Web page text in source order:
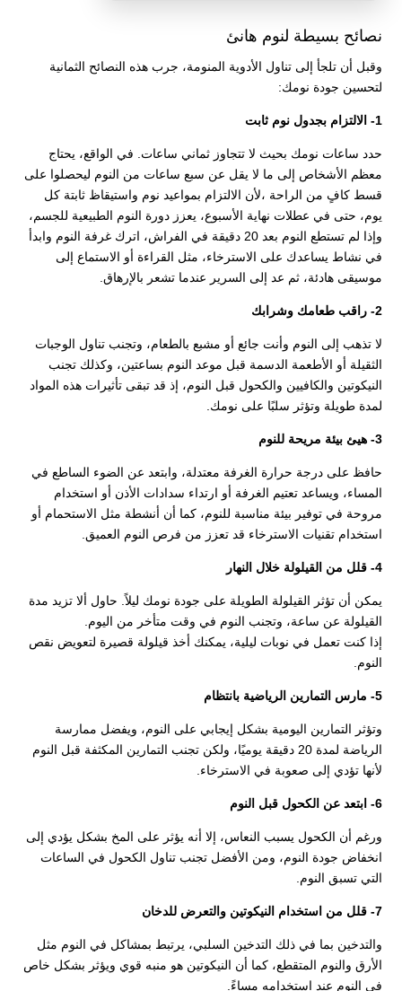
نصائح بسيطة لنوم هانئ
وقبل أن تلجأ إلى تناول الأدوية المنومة، جرب هذه النصائح الثمانية
لتحسين جودة نومك:
1- الالتزام بجدول نوم ثابت
حدد ساعات نومك بحيث لا تتجاوز ثماني ساعات. في الواقع، يحتاج
معظم الأشخاص إلى ما لا يقل عن سبع ساعات من النوم ليحصلوا على
قسط كافٍ من الراحة ،لأن الالتزام بمواعيد نوم واستيقاظ ثابتة كل
يوم، حتى في عطلات نهاية الأسبوع، يعزز دورة النوم الطبيعية للجسم،
وإذا لم تستطع النوم بعد 20 دقيقة في الفراش، اترك غرفة النوم وابدأ
في نشاط يساعدك على الاسترخاء، مثل القراءة أو الاستماع إلى
موسيقى هادئة، ثم عد إلى السرير عندما تشعر بالإرهاق.
2- راقب طعامك وشرابك
لا تذهب إلى النوم وأنت جائع أو مشبع بالطعام، وتجنب تناول الوجبات
الثقيلة أو الأطعمة الدسمة قبل موعد النوم بساعتين، وكذلك تجنب
النيكوتين والكافيين والكحول قبل النوم، إذ قد تبقى تأثيرات هذه المواد
لمدة طويلة وتؤثر سلبًا على نومك.
3- هيئ بيئة مريحة للنوم
حافظ على درجة حرارة الغرفة معتدلة، وابتعد عن الضوء الساطع في
المساء، ويساعد تعتيم الغرفة أو ارتداء سدادات الأذن أو استخدام
مروحة في توفير بيئة مناسبة للنوم، كما أن أنشطة مثل الاستحمام أو
استخدام تقنيات الاسترخاء قد تعزز من فرص النوم العميق.
4- قلل من القيلولة خلال النهار
يمكن أن تؤثر القيلولة الطويلة على جودة نومك ليلاً. حاول ألا تزيد مدة
القيلولة عن ساعة، وتجنب النوم في وقت متأخر من اليوم.
إذا كنت تعمل في نوبات ليلية، يمكنك أخذ قيلولة قصيرة لتعويض نقص
النوم.
5- مارس التمارين الرياضية بانتظام
وتؤثر التمارين اليومية بشكل إيجابي على النوم، ويفضل ممارسة
الرياضة لمدة 20 دقيقة يوميًا، ولكن تجنب التمارين المكثفة قبل النوم
لأنها تؤدي إلى صعوبة في الاسترخاء.
6- ابتعد عن الكحول قبل النوم
ورغم أن الكحول يسبب النعاس، إلا أنه يؤثر على المخ بشكل يؤدي إلى
انخفاض جودة النوم، ومن الأفضل تجنب تناول الكحول في الساعات
التي تسبق النوم.
7- قلل من استخدام النيكوتين والتعرض للدخان
والتدخين بما في ذلك التدخين السلبي، يرتبط بمشاكل في النوم مثل
الأرق والنوم المتقطع، كما أن النيكوتين هو منبه قوي ويؤثر بشكل خاص
في النوم عند استخدامه مساءً.